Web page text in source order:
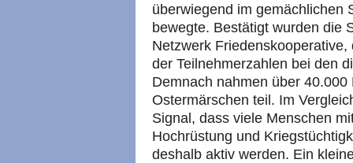
überwiegend im gemächlichen
bewegte. Bestätigt wurden die
Netzwerk
der Teilnehmerzahlen bei den
Demnach nahmen über
Ostermärschen teil. Im
Signal, dass viele Menschen
Hochrüstung und
deshalb aktiv werden. Ein